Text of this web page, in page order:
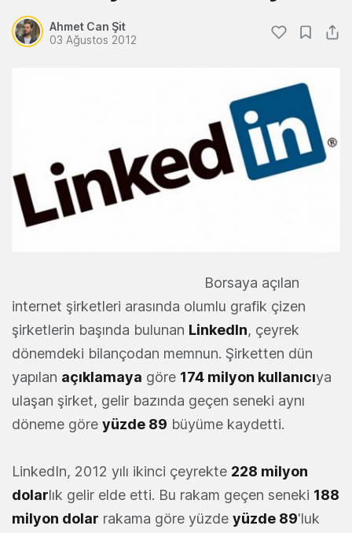
Ahmet Can Şit
03 Ağustos 2012
Borsaya açılan
internet şirketleri arasında olumlu grafik çizen
şirketlerin başında bulunan LinkedIn, çeyrek
dönemdeki bilançodan memnun. Şirketten dün
yapılan açıklamaya göre 174 milyon kullanıcıya
ulaşan şirket, gelir bazında geçen seneki aynı
döneme göre yüzde 89 büyüme kaydetti.
LinkedIn, 2012 yılı ikinci çeyrekte 228 milyon
dolarlık gelir elde etti. Bu rakam geçen seneki 188
milyon dolar rakama göre yüzde yüzde 89'luk